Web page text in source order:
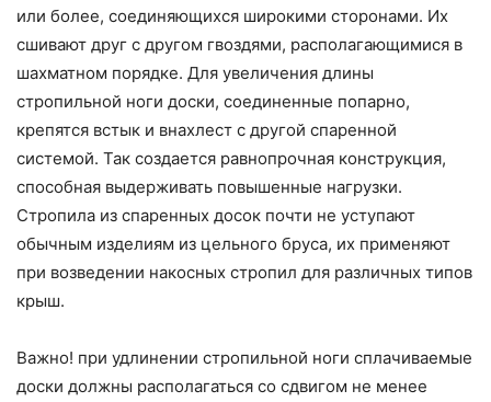
или более, соединяющихся широкими сторонами. Их
сшивают друг с другом гвоздями, располагающимися в
шахматном порядке. Для увеличения длины
стропильной ноги доски, соединенные попарно,
крепятся встык и внахлест с другой спаренной
системой. Так создается равнопрочная конструкция,
способная выдерживать повышенные нагрузки.
Стропила из спаренных досок почти не уступают
обычным изделиям из цельного бруса, их применяют
при возведении накосных стропил для различных типов
крыш.
Важно! при удлинении стропильной ноги сплачиваемые
доски должны располагаться со сдвигом не менее